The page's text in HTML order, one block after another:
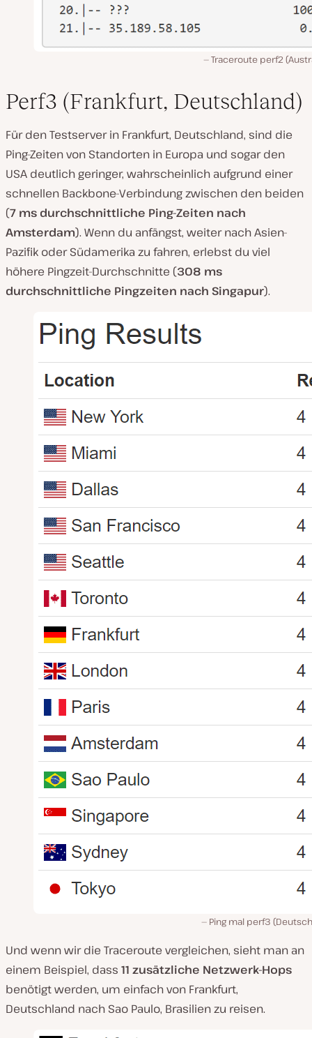
Traceroute perf2
Perf3 (Frankfurt, Deutschland)
Für den Testserver in Frankfurt, Deutschland, sind die
Ping-Zeiten von Standorten in Europa und sogar den
USA deutlich geringer, wahrscheinlich aufgrund einer
schnellen Backbone-Verbindung zwischen den beiden
(7 ms durchschnittliche Ping-Zeiten nach
Amsterdam). Wenn du anfängst, weiter nach Asien-
Pazifik oder Südamerika zu fahren, erlebst du viel
höhere Pingzeit-Durchschnitte (308 ms
durchschnittliche Pingzeiten nach Singapur).
Ping mal perf3
Und wenn wir die Traceroute vergleichen, sieht man an
einem Beispiel, dass 11 zusätzliche Netzwerk-Hops
benötigt werden, um einfach von Frankfurt,
Deutschland nach Sao Paulo, Brasilien zu reisen.